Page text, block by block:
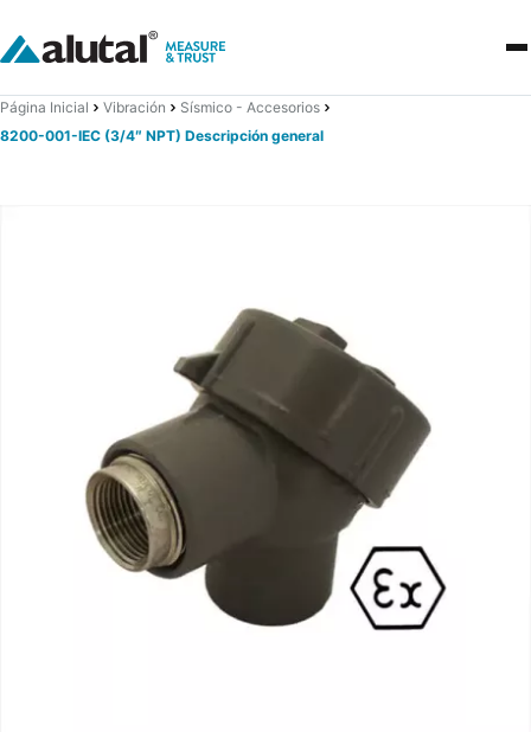
Página Inicial Vibración
Sísmico - Accesorios
8200-001-IEC (3/4″ NPT) Descripción general